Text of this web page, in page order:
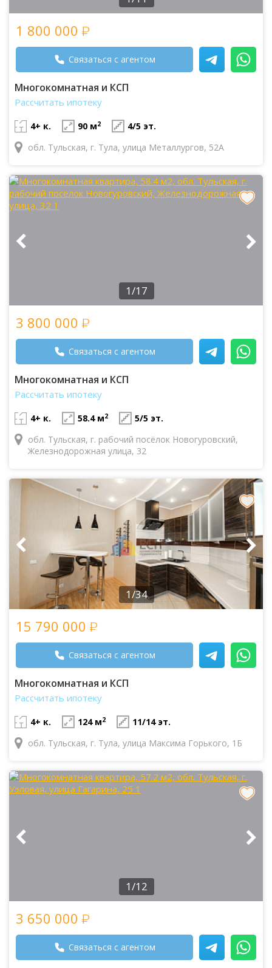
1 800 000
Связаться с агентом
Многокомнатная и КСП
Рассчитать ипотеку
4+ к. 90 м2
4/5 эт.
обл. Тульская, г. Тула, улица Металлургов, 52А
1/17
3 800 000
Связаться с агентом
Многокомнатная и КСП
Рассчитать ипотеку
4+ к. 58.4 м2
5/5 эт.
обл. Тульская, г. рабочий посёлок Новогуровский,
Железнодорожная улица, 32
1/34
15 790 000
Связаться с агентом
Многокомнатная и КСП
Рассчитать ипотеку
4+ к. 124 м2
11/14 эт.
обл. Тульская, г. Тула, улица Максима Горького, 1Б
1/12
3 650 000
Связаться с агентом